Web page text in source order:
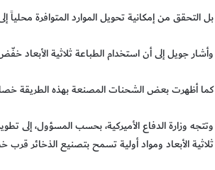
بل التحقق من إمكانية تحويل الموارد المتوافرة
وأشار جويل إلى أن استخدام الطباعة ثلاثية الأبعاد خفّض
كما أظهرت بعض الشحنات المصنعة بهذه الطريقة خصائص تركيز أفضل بنحو 25
وتتجه وزارة الدفاع الأميركية، بحسب المسؤول، إلى
ثلاثية الأبعاد ومواد أولية تسمح بتصنيع الذخائر قرب